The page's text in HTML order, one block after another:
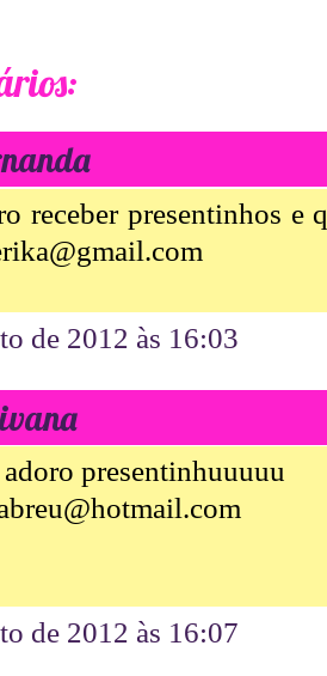
receber presentinhos e
de 2012 às 16:03
presentinhuuuuu
de 2012 às 16:07